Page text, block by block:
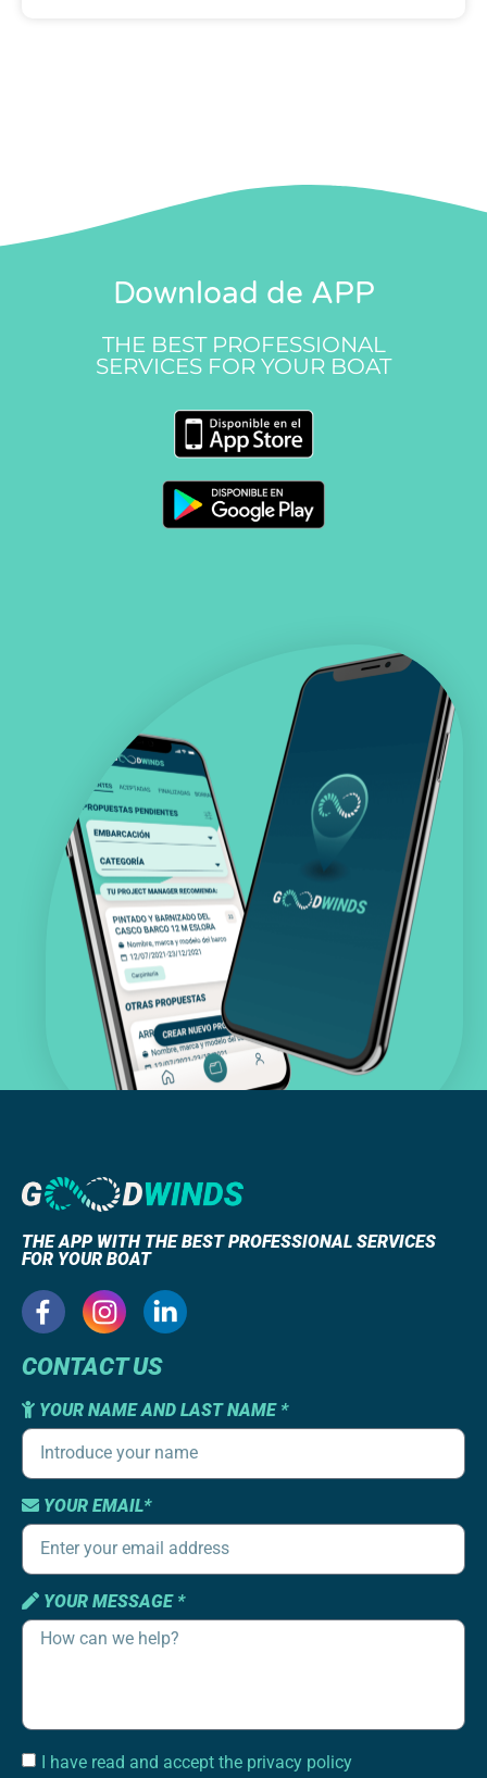
Download de APP
THE BEST PROFESSIONAL
SERVICES FOR YOUR BOAT
THE APP WITH THE BEST PROFESSIONAL SERVICES
FOR YOUR BOAT
CONTACT US
YOUR NAME AND LAST NAME *
YOUR EMAIL*
YOUR MESSAGE *
I have read and accept the privacy policy